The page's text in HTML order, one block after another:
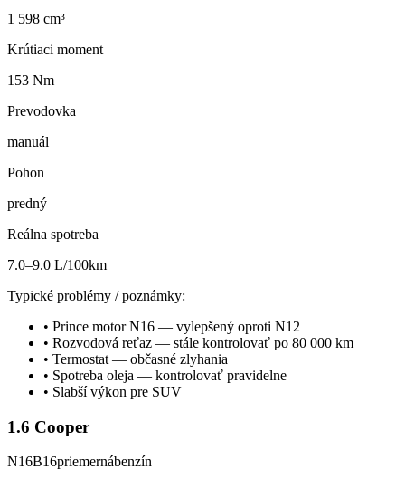
1 598 cm³
Krútiaci moment
153 Nm
Prevodovka
manuál
Pohon
predný
Reálna spotreba
7.0–9.0 L/100km
Typické problémy / poznámky:
• Prince motor N16 — vylepšený oproti N12
• Rozvodová reťaz — stále kontrolovať po 80 000 km
• Termostat — občasné zlyhania
• Spotreba oleja — kontrolovať pravidelne
• Slabší výkon pre SUV
1.6 Cooper
N16B16priemernábenzín